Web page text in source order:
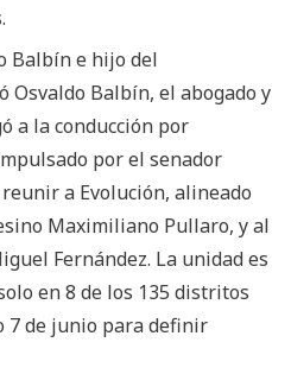
Balbín e hijo del
Osvaldo Balbín, el abogado y
a la conducción por
por el senador
a Evolución, alineado
Maximiliano Pullaro, y al
Fernández. La unidad es
en 8 de los 135 distritos
7 de junio para definir